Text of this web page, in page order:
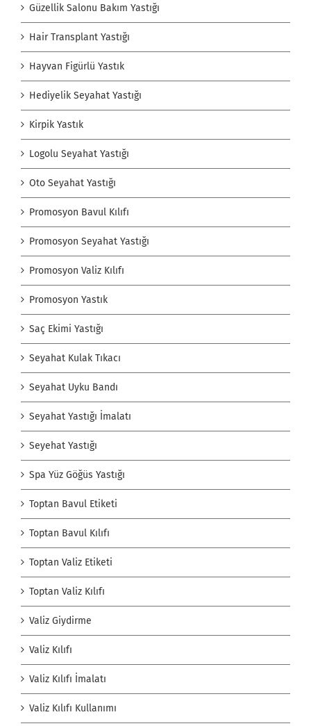
Güzellik Salonu Bakım Yastığı
Hair Transplant Yastığı
Hayvan Figürlü Yastık
Hediyelik Seyahat Yastığı
Kirpik Yastık
Logolu Seyahat Yastığı
Oto Seyahat Yastığı
Promosyon Bavul Kılıfı
Promosyon Seyahat Yastığı
Promosyon Valiz Kılıfı
Promosyon Yastık
Saç Ekimi Yastığı
Seyahat Kulak Tıkacı
Seyahat Uyku Bandı
Seyahat Yastığı İmalatı
Seyehat Yastığı
Spa Yüz Göğüs Yastığı
Toptan Bavul Etiketi
Toptan Bavul Kılıfı
Toptan Valiz Etiketi
Toptan Valiz Kılıfı
Valiz Giydirme
Valiz Kılıfı
Valiz Kılıfı İmalatı
Valiz Kılıfı Kullanımı